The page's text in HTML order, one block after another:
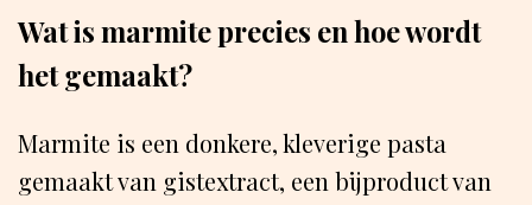
Wat is marmite precies en hoe wordt
het gemaakt?
Marmite is een donkere, kleverige pasta
gemaakt van gistextract, een bijproduct van